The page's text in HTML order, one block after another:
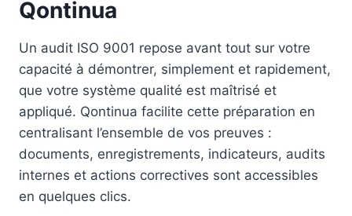
Qontinua
Un audit ISO 9001 repose avant tout sur votre
capacité à démontrer, simplement et rapidement,
que votre système qualité est maîtrisé et
appliqué. Qontinua facilite cette préparation en
centralisant l’ensemble de vos preuves :
documents, enregistrements, indicateurs, audits
internes et actions correctives sont accessibles
en quelques clics.